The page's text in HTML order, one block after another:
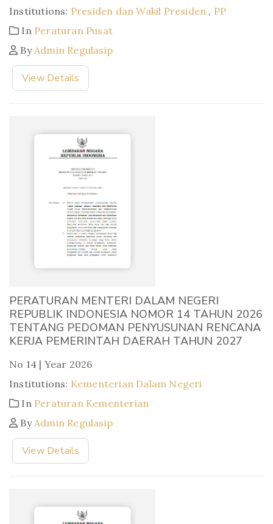
Institutions: Presiden dan Wakil Presiden , PP
In Peraturan Pusat
ByAdmin Regulasip
View Details
PERATURAN MENTERI DALAM NEGERI
REPUBLIK INDONESIA NOMOR 14 TAHUN 2026
TENTANG PEDOMAN PENYUSUNAN RENCANA
KERJA PEMERINTAH DAERAH TAHUN 2027
No 14 | Year 2026
Institutions: Kementerian Dalam Negeri
In Peraturan Kementerian
ByAdmin Regulasip
View Details